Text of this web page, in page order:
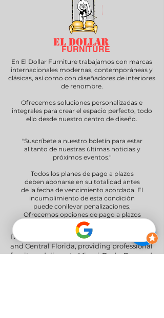
EL DOLLAR
FURNITURE
En El Dollar Furniture trabajamos con marcas
internacionales modernas, contemporáneas y
clásicas, así como con diseñadores de interiores
de renombre.
Ofrecemos soluciones personalizadas e
integrales para crear el espacio perfecto, todo
ello desde nuestro centro de diseño.
"Suscríbete a nuestro boletín para estar
al tanto de nuestras últimas noticias y
próximos eventos."
Todos los planes de pago a plazos
deben abonarse en su totalidad antes
de la fecha de vencimiento acordada. El
incumplimiento de esta condición
puede conllevar penalizaciones.
Ofrecemos opciones de pago a plazos
de 30 y 60 días.
Delivery Areas" We proudly serve South
and Central Florida, providing professional
furniture delivery to Miami-Dade, Broward,